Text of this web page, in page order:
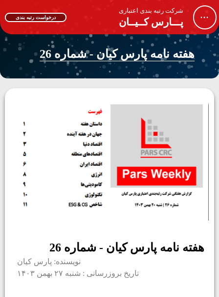
...
شرکت رتبه بندی اعتباری
پـــارس کــیــان درخواست رتبه بندی
هفته نامه پارس کیان - شماره 26
هفته نامه پارس کیان - شماره 26
نویسنده: پارس کیان
تاریخ بروزرسانی : شنبه ۲۷ بهمن ۱۴۰۳